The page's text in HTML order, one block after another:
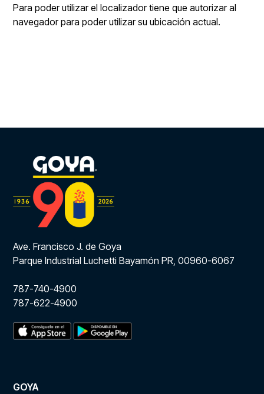
Para poder utilizar el localizador tiene que autorizar al
navegador para poder utilizar su ubicación actual.
Ave. Francisco J. de Goya
Parque Industrial Luchetti Bayamón PR, 00960-6067
787-740-4900
787-622-4900
GOYA